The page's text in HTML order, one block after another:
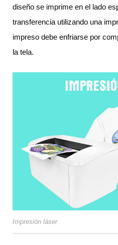
diseño se imprime en el lado
transferencia utilizando una
impreso debe enfriarse por
la tela.
Impresión láser